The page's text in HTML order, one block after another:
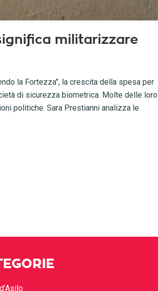
militarizzare
la Fortezza", la crescita della spesa per
di sicurezza biometrica. Molte delle loro
politiche. Sara Prestianni analizza le